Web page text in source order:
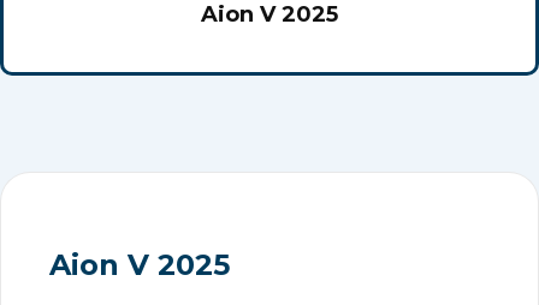
Aion V 2025
Aion V 2025